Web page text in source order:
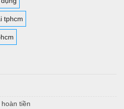
tphcm
tiền